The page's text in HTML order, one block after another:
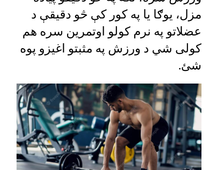
مزل، یوګا یا په کور کې څو دقیقې د
عضلاتو په نرم کولو اوتمرین سره هم
کولی شي د ورزش په مثبتو اغیزو پوه
شئ.